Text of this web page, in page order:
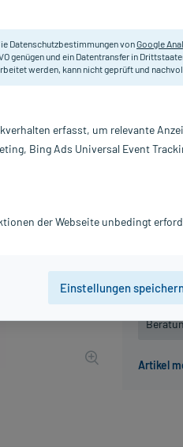
inkl. MwSt. zzgl.
Der
DHU -
PZN:
Hersteller:
Datenschutzbestimmungen vonGoogle
genügen und ein Datentransfer in
werden, kann nicht geprüft und
erfasst, um relevante
Bing Ads Universal Event
der Webseite unbedingt
Einstellungen